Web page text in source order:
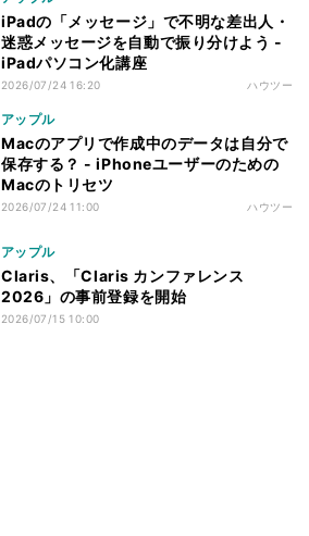
iPadの「メッセージ」で不明な差出人・
迷惑メッセージを自動で振り分けよう -
iPadパソコン化講座
2026/07/24 16:20 ハウツー
アップル
Macのアプリで作成中のデータは自分で
保存する？ - iPhoneユーザーのための
Macのトリセツ
2026/07/24 11:00 ハウツー
アップル
Claris、「Claris カンファレンス
2026」の事前登録を開始
2026/07/15 10:00